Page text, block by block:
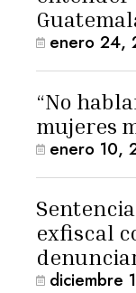
enero 24,
“No
mujeres
enero 10,
exfiscal
diciembre